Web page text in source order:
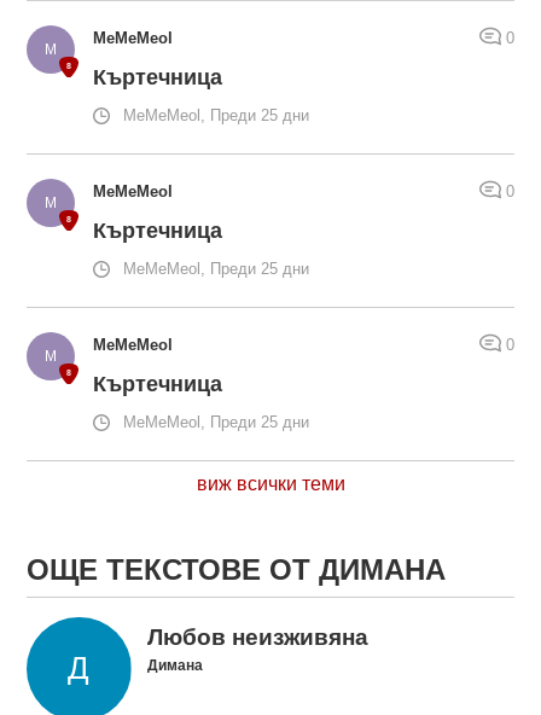
MeMeMeol 0
Къртечница
MeMeMeol, Преди 25 дни
MeMeMeol 0
Къртечница
MeMeMeol, Преди 25 дни
MeMeMeol 0
Къртечница
MeMeMeol, Преди 25 дни
виж всички теми
ОЩЕ ТЕКСТОВЕ ОТ ДИМАНА
Любов неизживяна
Димана